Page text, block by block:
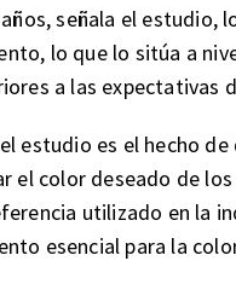
señala el estudio,
lo que lo sitúa a
a las expectativas
estudio es el hecho
el color deseado de
utilizado en la
esencial para la